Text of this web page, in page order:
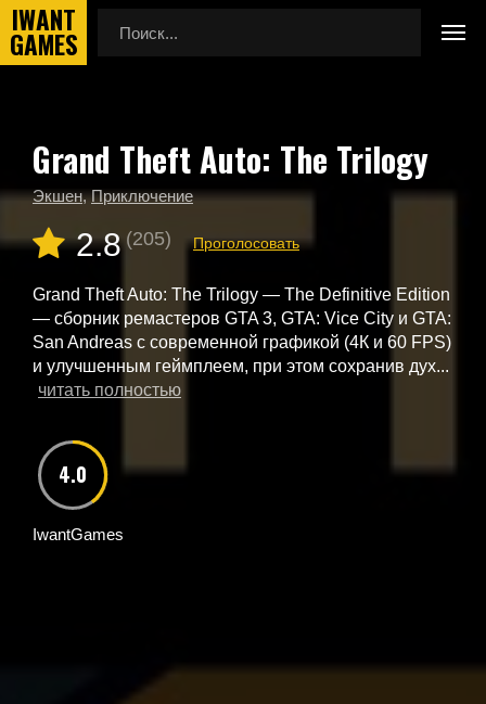
Главная
Новые игры
Grand Theft Auto: The Trilogy
Экшен,Приключение
2.8 (205) Проголосовать
Grand Theft Auto: The Trilogy — The Definitive Edition
— сборник ремастеров GTA 3, GTA: Vice City и GTA:
San Andreas с современной графикой (4К и 60 FPS)
и улучшенным геймплеем, при этом сохранив дух...
читать полностью
4.0
IwantGames